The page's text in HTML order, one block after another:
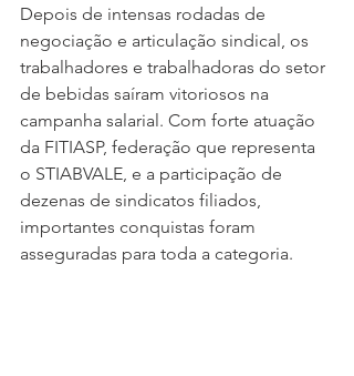
Depois de intensas rodadas de
negociação e articulação sindical, os
trabalhadores e trabalhadoras do setor
de bebidas saíram vitoriosos na
campanha salarial. Com forte atuação
da FITIASP, federação que representa
o STIABVALE, e a participação de
dezenas de sindicatos filiados,
importantes conquistas foram
asseguradas para toda a categoria.